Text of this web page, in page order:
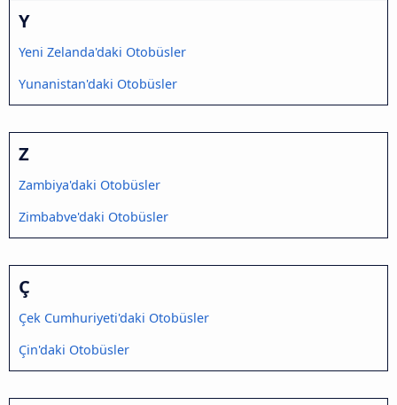
Y
Yeni Zelanda'daki Otobüsler
Yunanistan'daki Otobüsler
Z
Zambiya'daki Otobüsler
Zimbabve'daki Otobüsler
Ç
Çek Cumhuriyeti'daki Otobüsler
Çin'daki Otobüsler